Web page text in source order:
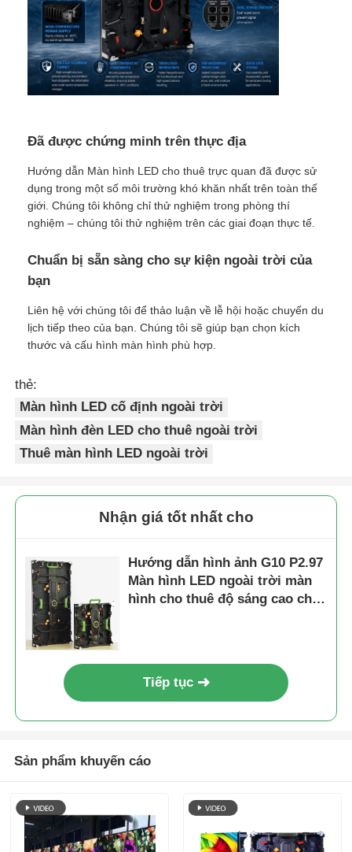
Đã được chứng minh trên thực địa
Hướng dẫn Màn hình LED cho thuê trực quan đã được sử
dụng trong một số môi trường khó khăn nhất trên toàn thế
giới. Chúng tôi không chỉ thử nghiệm trong phòng thí
nghiệm – chúng tôi thử nghiệm trên các giai đoạn thực tế.
Chuẩn bị sẵn sàng cho sự kiện ngoài trời của
bạn
Liên hệ với chúng tôi để thảo luận về lễ hội hoặc chuyến du
lịch tiếp theo của bạn. Chúng tôi sẽ giúp bạn chọn kích
thước và cấu hình màn hình phù hợp.
thẻ:
Màn hình LED cố định ngoài trời
Màn hình đèn LED cho thuê ngoài trời
Thuê màn hình LED ngoài trời
Nhận giá tốt nhất cho
Hướng dẫn hình ảnh G10 P2.97
Màn hình LED ngoài trời màn
hình cho thuê độ sáng cao cho
Tiếp tục
Sản phẩm khuyến cáo